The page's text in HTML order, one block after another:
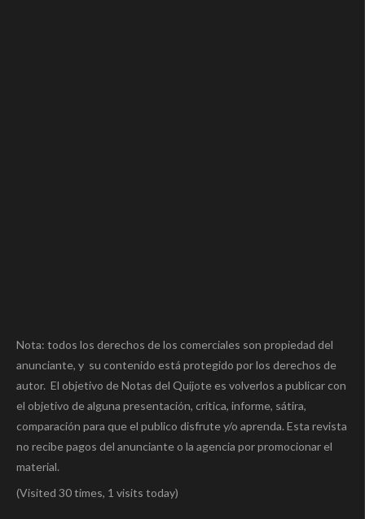
Nota: todos los derechos de los comerciales son propiedad del
anunciante, y su contenido está protegido por los derechos de
autor. El objetivo de Notas del Quijote es volverlos a publicar con
el objetivo de alguna presentación, crítica, informe, sátira,
comparación para que el publico disfrute y/o aprenda. Esta revista
no recibe pagos del anunciante o la agencia por promocionar el
material.
(Visited 30 times, 1 visits today)